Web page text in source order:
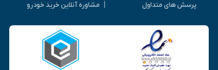
پرسش های متداول
مشاوره آنلاین خرید خودرو